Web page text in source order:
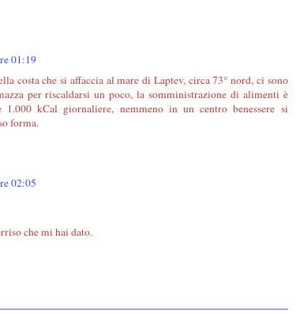
01:19
costa che si affaccia al mare di Laptev, circa 73° nord, ci sono
per riscaldarsi un poco, la somministrazione di alimenti è
1.000 kCal giornaliere, nemmeno in un centro benessere si
forma.
02:05
che mi hai dato.